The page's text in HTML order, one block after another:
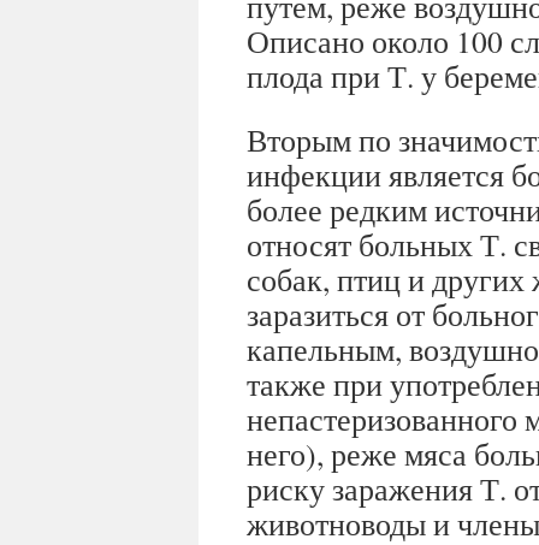
Описано около 100
плода при Т. у
Вторым по
инфекции является
более редким
относят больных Т.
собак, птиц и
заразиться от
капельным,
также при
него), реже мяса
риску заражения Т.
животноводы и